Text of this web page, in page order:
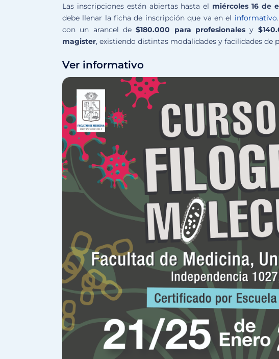
Las inscripciones están abiertas hasta el miércoles 16 de
debe llenar la ficha de inscripción que va en el informativo
con un arancel de$180.000 para profesionalesy
magister, existiendo distintas modalidades y facilidades de
Ver informativo